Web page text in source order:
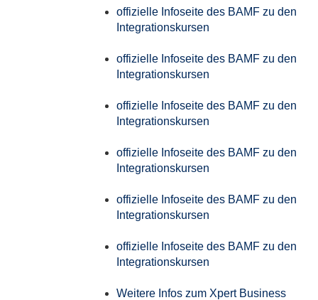
offizielle Infoseite des BAMF zu den
Integrationskursen
offizielle Infoseite des BAMF zu den
Integrationskursen
offizielle Infoseite des BAMF zu den
Integrationskursen
offizielle Infoseite des BAMF zu den
Integrationskursen
offizielle Infoseite des BAMF zu den
Integrationskursen
offizielle Infoseite des BAMF zu den
Integrationskursen
Weitere Infos zum Xpert Business